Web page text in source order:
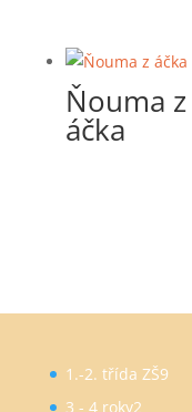
Ňouma z
áčka
1.-2. třída ZŠ99
3 - 4 roky22